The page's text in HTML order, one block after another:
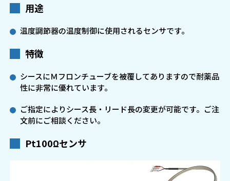
用途
温度調節器の温度制御に使用されるセンサです。
特徴
シースにＭフロンチューブを被覆してありますので耐薬品
性に非常に優れています。
ご指定によりシース長・リード長の変更が可能です。ご注
文前にご相談ください。
Pt100Ωセンサ